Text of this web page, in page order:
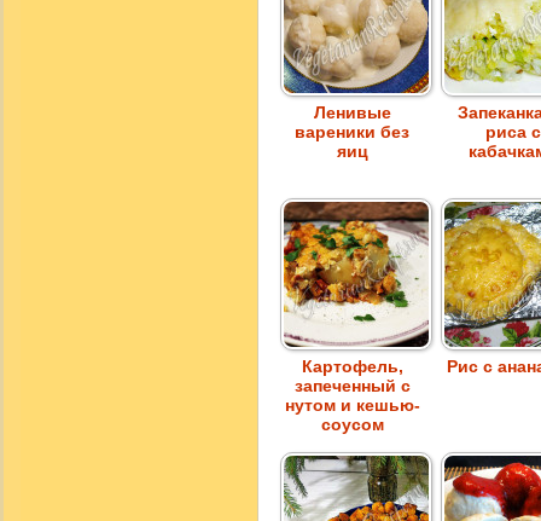
Ленивые
вареники без
яиц
риса с
Картофель,
запеченный с
нутом и кешью-
соусом
Рис с